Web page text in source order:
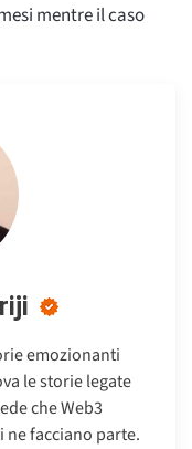
mentre il caso
emozionanti
le storie legate
che Web3
facciano parte.